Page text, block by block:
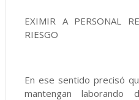
EXIMIR A PERSONAL
RIESGO
En ese sentido precisó
mantengan